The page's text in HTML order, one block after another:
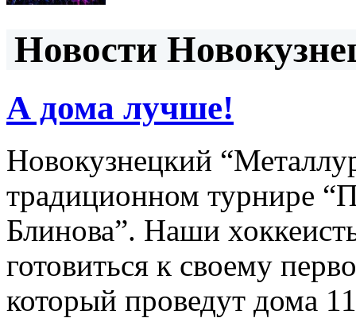
Новости
А дома лучше!
Новокузнецкий
традиционном турнире
Блинова”. Наши
готовиться к своему
который проведут дома